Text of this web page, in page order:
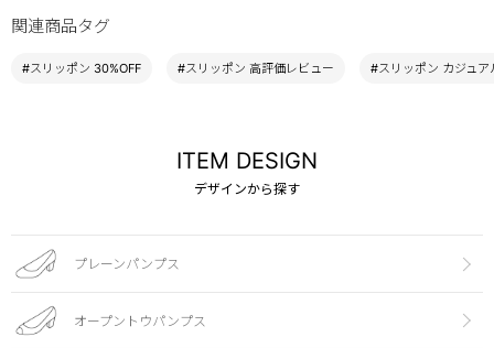
関連商品タグ
#スリッポン 30%OFF #スリッポン 高評価レビュー #スリッポン カジュア
ITEM DESIGN
デザインから探す
プレーンパンプス
オープントウパンプス